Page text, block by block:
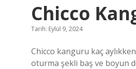
Chicco
Tarih: Eylül 9, 2024
Chicco kanguru kaç
oturma şekli baş ve boyun